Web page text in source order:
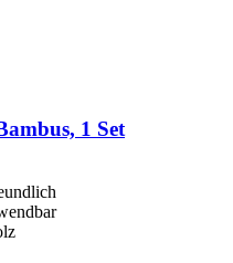
1 Set